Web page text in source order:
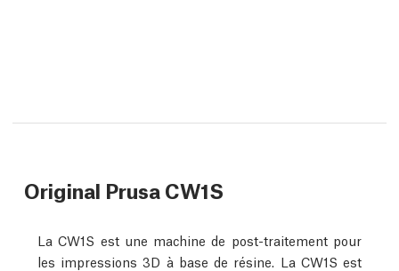
Original Prusa CW1S
La CW1S est une machine de post-traitement pour
les impressions 3D à base de résine. La CW1S est